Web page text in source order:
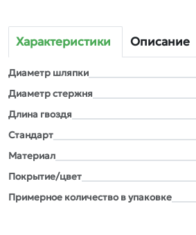
Характеристики Описание
Диаметр шляпки
Диаметр стержня
Длина гвоздя
Стандарт
Материал
Покрытие/цвет
Примерное количество в упаковке